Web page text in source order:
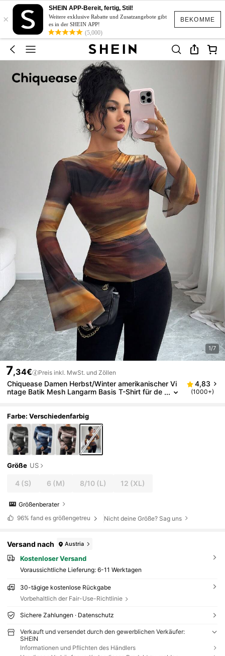
BEKOMME
×
SHEIN APP-Bereit, fertig, Stil!
Weitere exklusive Rabatte und Zusatzangebote gibt
es in der SHEIN APP!
(5,000)
1/7
7,34€ Preis inkl. MwSt. und Zöllen
Chiquease Damen Herbst/Winter amerikanischer Vi
ntage Batik Mesh Langarm Basis T-Shirt für de
4,83
(1000+)
Farbe: Verschiedenfarbig
Größe US
4 (S) 6 (M) 8/10(L) 12 (XL)
Größenberater
96% fand es größengetreu Nicht deine Größe? Sag uns
Versand nach Austria
Kostenloser Versand
Voraussichtliche Lieferung: 6-11 Werktagen
30-tägige kostenlose Rückgabe
Vorbehaltlich der Fair-Use-Richtlinie
Sichere Zahlungen · Datenschutz
Verkauft und versendet durch den gewerblichen Verkäufer:
SHEIN
Informationen und Pflichten des Händlers